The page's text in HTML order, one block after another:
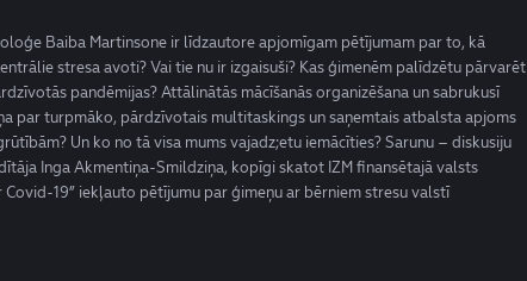
Baiba Martinsone ir līdzautore apjomīgam pētījumam par to, kā
stresa avoti? Vai tie nu ir izgaisuši? Kas ģimenēm palīdzētu pārvarēt
pandēmijas? Attālinātās mācīšanās organizēšana un sabrukusī
par turpmāko, pārdzīvotais multitaskings un saņemtais atbalsta apjoms
Un ko no tā visa mums vajadz;etu iemācīties? Sarunu – diskusiju
Inga Akmentiņa-Smildziņa, kopīgi skatot IZM finansētajā valsts
19” iekļauto pētījumu par ģimeņu ar bērniem stresu valstī